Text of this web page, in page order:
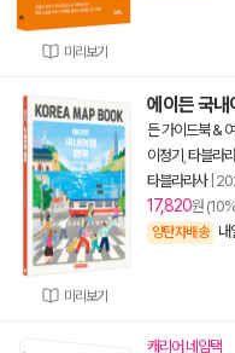
미리보기
미리보기
에이든 국
든 가이드북 &
이정기 타블라
타블라라사|
17,820원
양탄자배송 내
캐리어 네임택